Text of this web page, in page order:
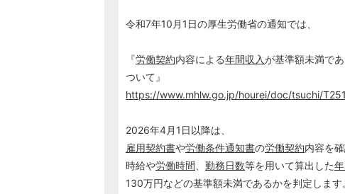
令和7年10月1日の厚生労働省の通知では、
『労働契約内容による年間収入が基準額未満で
ついて』
https://www.mhlw.go.jp/hourei/doc/tsuchi/
2026年4月1日以降は、
雇用契約書や労働条件通知書の労働契約内容を
時給や労働時間 勤務日数等を用いて算出した
130万円などの基準額未満であるかを判定します